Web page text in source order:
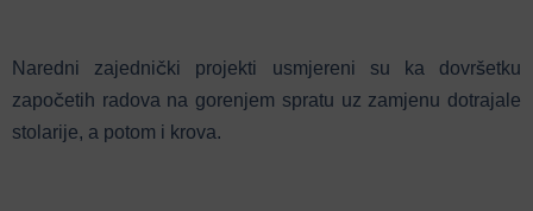
Naredni zajednički projekti usmjereni su ka dovršetku
započetih radova na gorenjem spratu uz zamjenu dotrajale
stolarije, a potom i krova.